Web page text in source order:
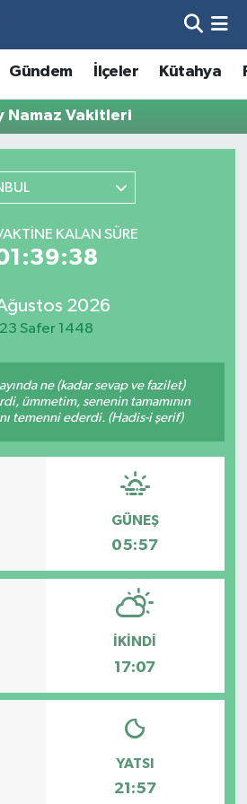
Gündem İlçeler Kütahya
Namaz Vakitleri
KALAN SÜRE
2026
23 Safer 1448
ne (kadar sevap ve fazilet)
ümmetim, senenin tamamının
temenni ederdi. (Hadis-i şerif)
GÜNEŞ
05:57
İKINDI
17:07
YATSI
21:57